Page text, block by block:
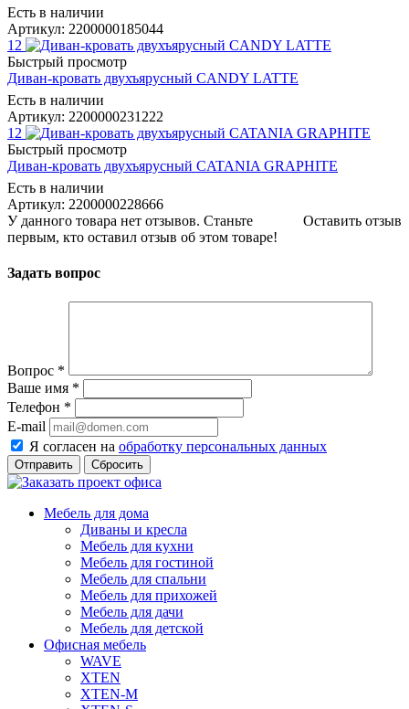
Есть в наличии
Артикул: 2200000185044
12
Быстрый просмотр
Диван-кровать двухъярусный CANDY LATTE
Есть в наличии
Артикул: 2200000231222
12
Быстрый просмотр
Диван-кровать двухъярусный CATANIA GRAPHITE
Есть в наличии
Артикул: 2200000228666
Оставить отзыв
У данного товара нет отзывов. Станьте
первым, кто оставил отзыв об этом товаре!
Задать вопрос
Вопрос *
Ваше имя *
Телефон *
E-mail
Я согласен на обработку персональных данных
Сбросить
Мебель для дома
Диваны и кресла
Мебель для кухни
Мебель для гостиной
Мебель для спальни
Мебель для прихожей
Мебель для дачи
Мебель для детской
Офисная мебель
WAVE
XTEN
XTEN-M